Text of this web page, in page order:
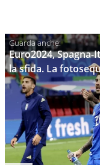
Euro2024,
la sfida. La